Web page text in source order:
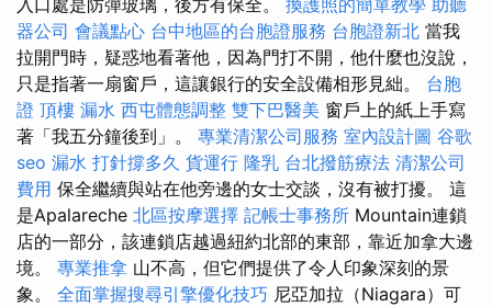
器公司 會議點心 台中地區的台胞證服務 台胞證新北 當我
拉開門時，疑惑地看著他，因為門打不開，他什麼也沒說，
只是指著一扇窗戶，這讓銀行的安全設備相形見絀。 台胞
證 頂樓 漏水 西屯體態調整 雙下巴醫美 窗戶上的紙上手寫
著「我五分鐘後到」。 專業清潔公司服務 室內設計圖 谷歌
seo 漏水 打針撐多久 貨運行 隆乳 台北撥筋療法 清潔公司
費用 保全繼續與站在他旁邊的女士交談，沒有被打擾。 這
是Apalareche 北區按摩選擇 記帳士事務所 Mountain連鎖
店的一部分，該連鎖店越過紐約北部的東部，靠近加拿大邊
境。 專業推拿 山不高，但它們提供了令人印象深刻的景
象。 全面掌握搜尋引擎優化技巧 尼亞加拉（Niagara）可